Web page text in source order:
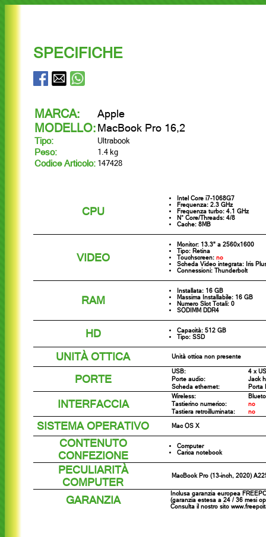
SPECIFICHE
MARCA: Apple
MODELLO:MacBook Pro 16,2
Tipo: Ultrabook
Peso: 1.4 kg
Codice Articolo: 147428
CPU
Intel Core i7-1068G7
Frequenza: 2.3 GHz
Frequenza turbo: 4.1 GHz
N° Core/Threads: 4/8
Cache: 8MB
VIDEO
Monitor: 13.3" a 2560x1600
Tipo: Retina
Touchscreen:no
Scheda Video integrata: Iris
Connessioni: Thunderbolt
RAM
Installata: 16 GB
Massima Installabile: 16 GB
Numero Slot Totali: 0
SODIMM DDR4
HD
Capacità: 512 GB
Tipo: SSD
UNITÀ OTTICA Unità ottica non presente
PORTE
USB:
4 x
Porte audio:
Jack
Scheda ethernet:
Porta
INTERFACCIA
Wireless:
Tastierino numerico:
no
Tastiera retroilluminata:
no
SISTEMA OPERATIVO Mac OS X
CONTENUTO
CONFEZIONE
Computer
Carica notebook
PECULIARITÀ
COMPUTER
MacBook Pro (13-inch, 2020)
GARANZIA
Inclusa garanzia europea
(garanzia estesa a 24 / 36 mesi
Consulta il nostro sito